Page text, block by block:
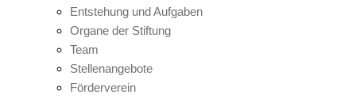
Entstehung und Aufgaben
Organe der Stiftung
Team
Stellenangebote
Förderverein